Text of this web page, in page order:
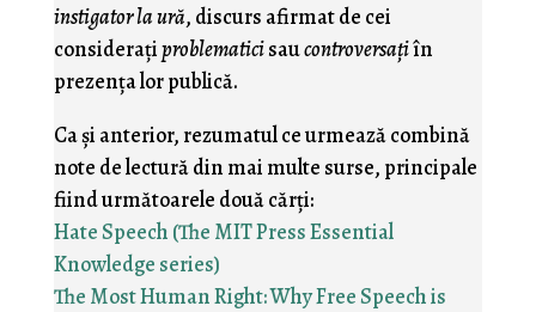
instigator la ură, discurs afirmat de cei
consideraţiproblematicisaucontroversaţiîn
prezenţa lor publică.
Ca şi anterior, rezumatul ce urmează combină
note de lectură din mai multe surse, principale
fiind următoarele două cărţi:
Hate Speech (The MIT Press Essential
Knowledge series)
The Most Human Right: Why Free Speech is